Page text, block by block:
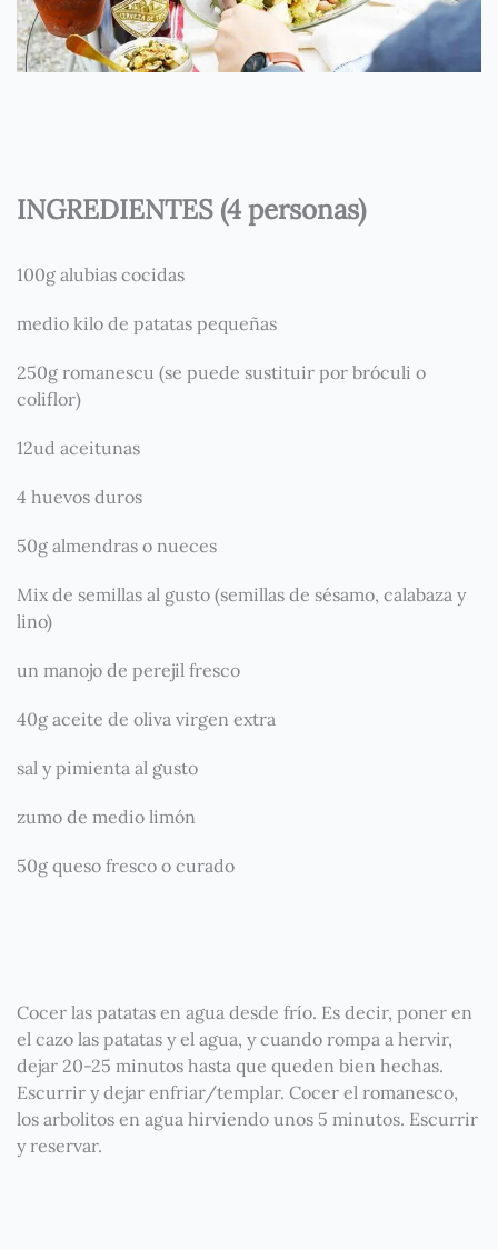
INGREDIENTES (4 personas)
100g alubias cocidas
medio kilo de patatas pequeñas
250g romanescu (se puede sustituir por bróculi o
coliflor)
12ud aceitunas
4 huevos duros
50g almendras o nueces
Mix de semillas al gusto (semillas de sésamo, calabaza y
lino)
un manojo de perejil fresco
40g aceite de oliva virgen extra
sal y pimienta al gusto
zumo de medio limón
50g queso fresco o curado
Cocer las patatas en agua desde frío. Es decir, poner en
el cazo las patatas y el agua, y cuando rompa a hervir,
dejar 20-25 minutos hasta que queden bien hechas.
Escurrir y dejar enfriar/templar. Cocer el romanesco,
los arbolitos en agua hirviendo unos 5 minutos. Escurrir
y reservar.